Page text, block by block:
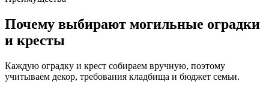
Почему выбирают могильные оградки
и кресты
Каждую оградку и крест собираем вручную, поэтому
учитываем декор, требования кладбища и бюджет семьи.